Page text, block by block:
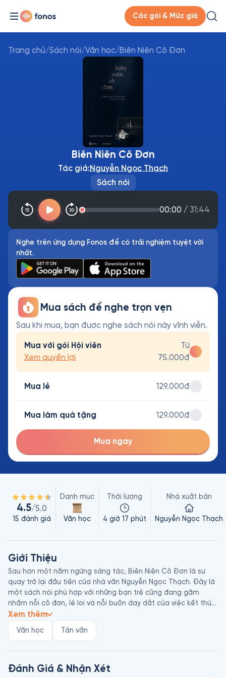
Các gói & Mức giá
Trang chủ/Sách nói/Văn học/Biên Niên Cô Đơn
Sách nói
Biên Niên Cô Đơn
Tác giả:Nguyễn Ngọc Thạch
00:00 / 31:44
Nghe trên ứng dụng Fonos để có trải nghiệm tuyệt vời
nhất.
Mua sách để nghe trọn vẹn
Sau khi mua, bạn được nghe sách nói này vĩnh viễn.
Mua với gói Hội viên
Xem quyền lợi
Từ
75.000đ
Mua lẻ 129.000đ
Mua làm quà tặng 129.000đ
Mua ngay
4.5/5.0
15 đánh giá
Danh mục
Văn học
Thời lượng
4 giờ 17 phút
Nhà xuất bản
Nguyễn Ngọc Thạch
Giới Thiệu
Sau hơn một năm ngừng sáng tác, Biên Niên Cô Đơn là sự
quay trở lại đầu tiên của nhà văn Nguyễn Ngọc Thạch. Đây là
một sách nói phù hợp với những bạn trẻ cũng đang gặm
nhấm nỗi cô đơn, lẻ loi và nỗi buồn day dắt của việc kết thúc
một mối quan hệ lãng mạn có ý nghĩa. Sách nói sẽ là sự lựa
những đắng cay. Câu chuyện tình yêu được kể trong cuốn
người mù quáng mà quên đi bản thân, quên đi bản chất vốn
Xem thêm
Văn học Tản văn
Đánh Giá & Nhận Xét